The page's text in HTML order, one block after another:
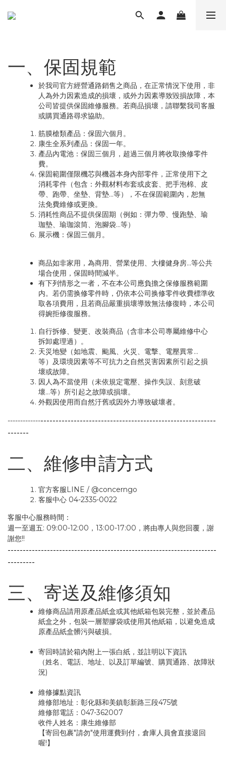
一、保固規範
於我司官方經營通路銷售之商品，在正常情況下使用，非
人為外力因素造成的損壞，或外力因素導致毀損故障，本
公司皆提供保固維修服務。若商品損壞，請聯繫我司客服
或購買通路尋求協助。
筋膜槍類產品：保固六個月。
康生全系列產品：保固一年。
產品內電池：保固三個月，超過三個月將收取換修零件
費。
保固範圍僅限機芯與機器本身內部零件，正常使用下之
消耗零件（包含：外觀材料布套或皮套、把手泡棉、皮
帶、跑帶、坐墊、背墊…等），不在保固範圍內，恕無
法免費維修或更換。
消耗性商品不提供保固期（例如：彈力帶、慢跑墊、瑜
珈墊、瑜珈滾筒、泡腳袋…等）
展示機：保固三個月。
商品如非家用，為商用、營業使用、大樓健身房...等公共
場合使用，保固時間減半。
有下列情形之一者，不在本公司應負擔之保修服務範圍
内。若仍需换修零件時，仍依本公司换修零件收費標準收
取各項費用，且若商品嚴重損壞導致無法修復時，本公司
得婉拒修復服務。
自行拆修、變更、改裝商品（含非本公司專屬維修中心
拆卸處理過）。
天災地變（如地震、颱風、火災、電撃、電壓異常…
等）及環境因素等不可抗力之自然災害因素所引起之損
壞或故障。
因人為不當使用（未依規定電壓、操作失誤、刻意破
壞…等）所引起之故障或損壞。
外觀因使用而自然汙舊或因外力導致破壞者。
-----------------------------------------------------------------------
-------
二、維修申請方式
官方客服LINE / @concerngo
客服中心 04-2335-0022
客服中心服務時間：
週一至週五: 09:00-12:00，13:00-17:00，將由專人與您回覆，謝
謝您!!
---------------------------------------------------------------------
---------
三、寄送及維修須知
維修商品請用原產品紙盒或其他紙箱包裝完整，並於產品
紙盒之外，包裝一層塑膠袋或使用其他紙箱，以避免造成
原產品紙盒髒污與破損。
寄回時請於箱內附上一張白紙，並註明以下資訊
（姓名、電話、地址、以及訂單編號、購買通路、故障狀
況)
維修據點資訊
維修部地址：彰化縣和美鎮彰新路三段475號
維修部電話：047-362007
收件人姓名：康生維修部
【寄回包裹"請勿"使用運費到付，倉庫人員會直接退回
喔!】